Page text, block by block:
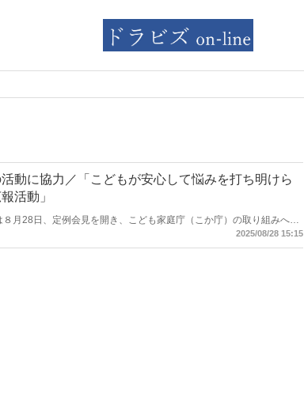
動に協力／「こどもが安心して悩みを打ち明けら
活動」
８月28日、定例会見を開き、こども家庭庁（こか庁）の取り組みへ協
に発出した。当該活動は「こどもが安心して悩みを打ち明けられる
2025/08/28 15:15